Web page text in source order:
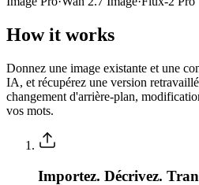
How it works
Donnez une image existante et une
IA, et récupérez une version
changement d'arrière-plan,
vos mots.
Importez. Décrivez.